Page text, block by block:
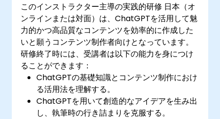
このインストラクター主導の実践的研修 日本（オ
ンラインまたは対面）は、ChatGPTを活用して魅
力的かつ高品質なコンテンツを効率的に作成した
いと願うコンテンツ制作者向けとなっています。
研修終了時には、受講者は以下の能力を身につけ
ることができます：
ChatGPTの基礎知識とコンテンツ制作におけ
る活用法を理解する。
ChatGPTを用いて創造的なアイデアを生み出
し、執筆時の行き詰まりを克服する。